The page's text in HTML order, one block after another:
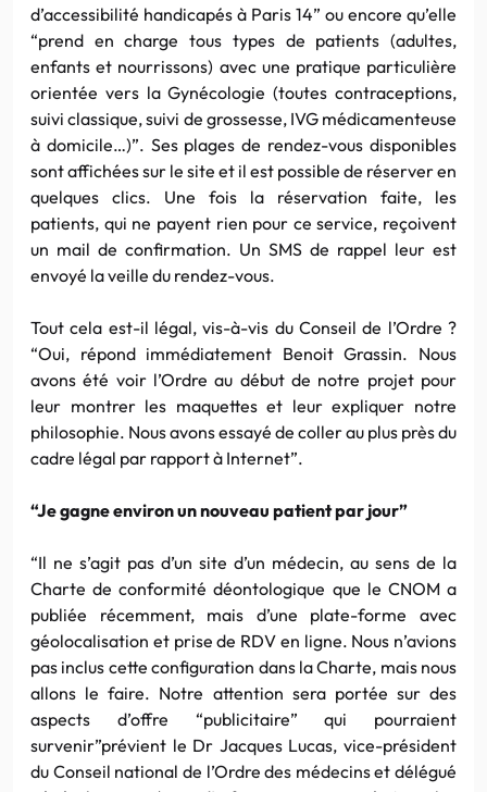
d’accessibilité handicapés à Paris 14” ou encore qu’elle
“prend en charge tous types de patients (adultes,
enfants et nourrissons) avec une pratique particulière
orientée vers la Gynécologie (toutes contraceptions,
suivi classique, suivi de grossesse, IVG médicamenteuse
à domicile…)”. Ses plages de rendez-vous disponibles
sont affichées sur le site et il est possible de réserver en
quelques clics. Une fois la réservation faite, les
patients, qui ne payent rien pour ce service, reçoivent
un mail de confirmation. Un SMS de rappel leur est
envoyé la veille du rendez-vous.
Tout cela est-il légal, vis-à-vis du Conseil de l’Ordre ?
“Oui, répond immédiatement Benoit Grassin. Nous
avons été voir l’Ordre au début de notre projet pour
leur montrer les maquettes et leur expliquer notre
philosophie. Nous avons essayé de coller au plus près du
cadre légal par rapport à Internet”.
“Je gagne environ un nouveau patient par jour”
“Il ne s’agit pas d’un site d’un médecin, au sens de la
Charte de conformité déontologique que le CNOM a
publiée récemment, mais d’une plate-forme avec
géolocalisation et prise de RDV en ligne. Nous n’avions
pas inclus cette configuration dans la Charte, mais nous
allons le faire. Notre attention sera portée sur des
aspects d’offre “publicitaire” qui pourraient
survenir”prévient le Dr Jacques Lucas, vice-président
du Conseil national de l’Ordre des médecins et délégué